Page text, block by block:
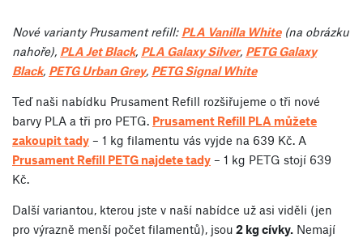
Nové varianty Prusament refill: PLA Vanilla White(na obrázku
nahoře), PLA Jet Black, PLA Galaxy Silver, PETG Galaxy
Black, PETG Urban Grey, PETG Signal White
Teď naši nabídku Prusament Refill rozšiřujeme o tři nové
barvy PLA a tři pro PETG. Prusament Refill PLA můžete
zakoupit tady – 1 kg filamentu vás vyjde na 639 Kč. A
Prusament Refill PETG najdete tady – 1 kg PETG stojí 639
Kč.
Další variantou, kterou jste v naší nabídce už asi viděli (jen
pro výrazně menší počet filamentů), jsou 2 kg cívky. Nemají